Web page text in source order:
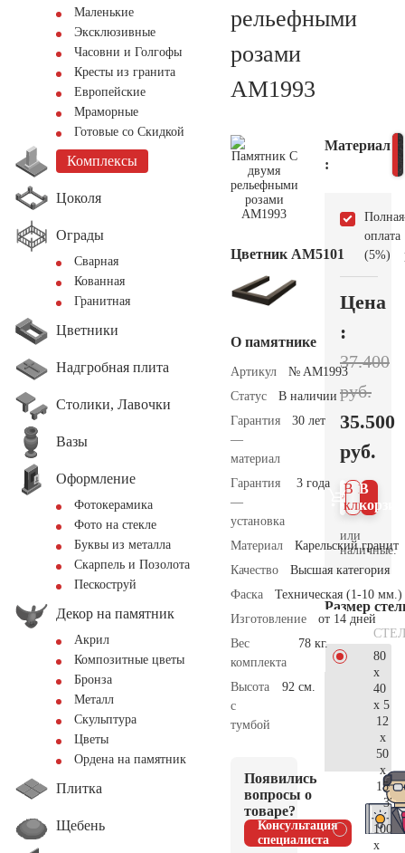
Маленькие
Эксклюзивные
Часовни и Голгофы
Кресты из гранита
Европейские
Мраморные
Готовые со Скидкой
Комплексы
Цоколя
Ограды
Сварная
Кованная
Гранитная
Цветники
Надгробная плита
Столики, Лавочки
Вазы
Оформление
Фотокерамика
Фото на стекле
Буквы из металла
Скарпель и Позолота
Пескоструй
Декор на памятник
Акрил
Композитные цветы
Бронза
Металл
Скульптура
Цветы
Ордена на памятник
Плитка
Щебень
рельефными
розами
AM1993
Цветник АМ5101
О памятнике
Артикул
№ AM1993
Статус
В наличии
Гарантия
—
материал
30 лет
Гарантия
—
установка
3 года
Материал
Карельский гранит
Качество
Высшая категория
Фаска
Техническая (1-10 мм.)
Изготовление
от 14 дней
Вес
комплекта
78 кг.
Высота
с
тумбой
92 см.
Появились
вопросы о
товаре?
Консультация
специалиста
Материал
:
Полная
оплата
(5%)
Цена
:
37.400
руб.
35.500
руб.
В
В 1
клик
или
наличные.
Размер
80
x
40
x 5
12
x
50
x
15
100
x